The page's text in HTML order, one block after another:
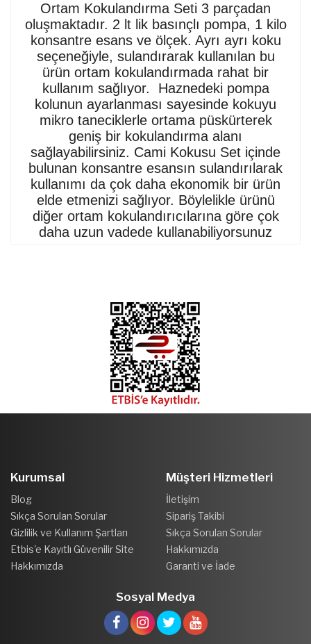
Ortam Kokulandırma Seti 3 parçadan
oluşmaktadır. 2 lt lik basınçlı pompa, 1 kilo
konsantre esans ve ölçek. Ayrı ayrı koku
seçeneğiyle, sulandırarak kullanılan bu
ürün ortam kokulandırmada rahat bir
kullanım sağlıyor. Haznedeki pompa
kolunun ayarlanması sayesinde kokuyu
mikro taneciklerle ortama püskürterek
geniş bir kokulandırma alanı
sağlayabilirsiniz. Cami Kokusu Set içinde
bulunan konsantre esansın sulandırılarak
kullanımı da çok daha ekonomik bir ürün
elde etmenizi sağlıyor. Böylelikle ürünü
diğer ortam kokulandırıcılarına göre çok
daha uzun vadede kullanabiliyorsunuz
Kurumsal
Blog
Sıkça Sorulan Sorular
Gizlilik ve Kullanım Şartları
Etbis'e Kayıtlı Güvenilir Site
Hakkımızda
Müşteri Hizmetleri
İletişim
Sipariş Takibi
Sıkça Sorulan Sorular
Hakkımızda
Garanti ve İade
Sosyal Medya